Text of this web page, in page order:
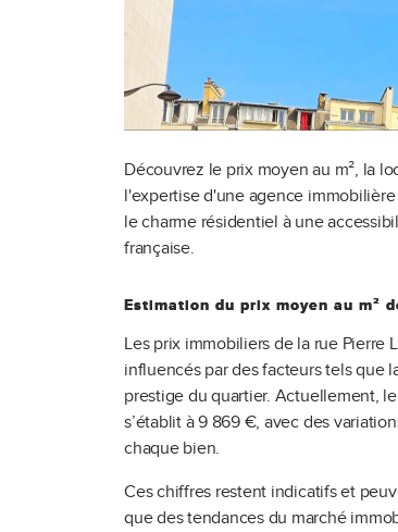
Découvrez le prix moyen au m², la
l'expertise d'une agence
le charme résidentiel à une
française.
Estimation du prix moyen au m²
Les prix immobiliers de la rue Pierre
influencés par des facteurs tels que
prestige du quartier. Actuellement,
s’établit à 9 869 €, avec des
chaque bien.
Ces chiffres restent indicatifs et
que des tendances du marché